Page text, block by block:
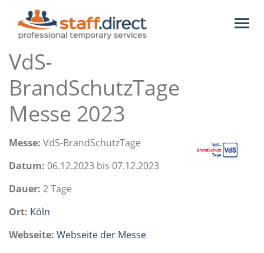
Toggle
VdS-
BrandSchutzTage
Messe 2023
Messe: VdS-BrandSchutzTage
Datum: 06.12.2023 bis 07.12.2023
Dauer: 2 Tage
Ort: Köln
Webseite: Webseite der Messe